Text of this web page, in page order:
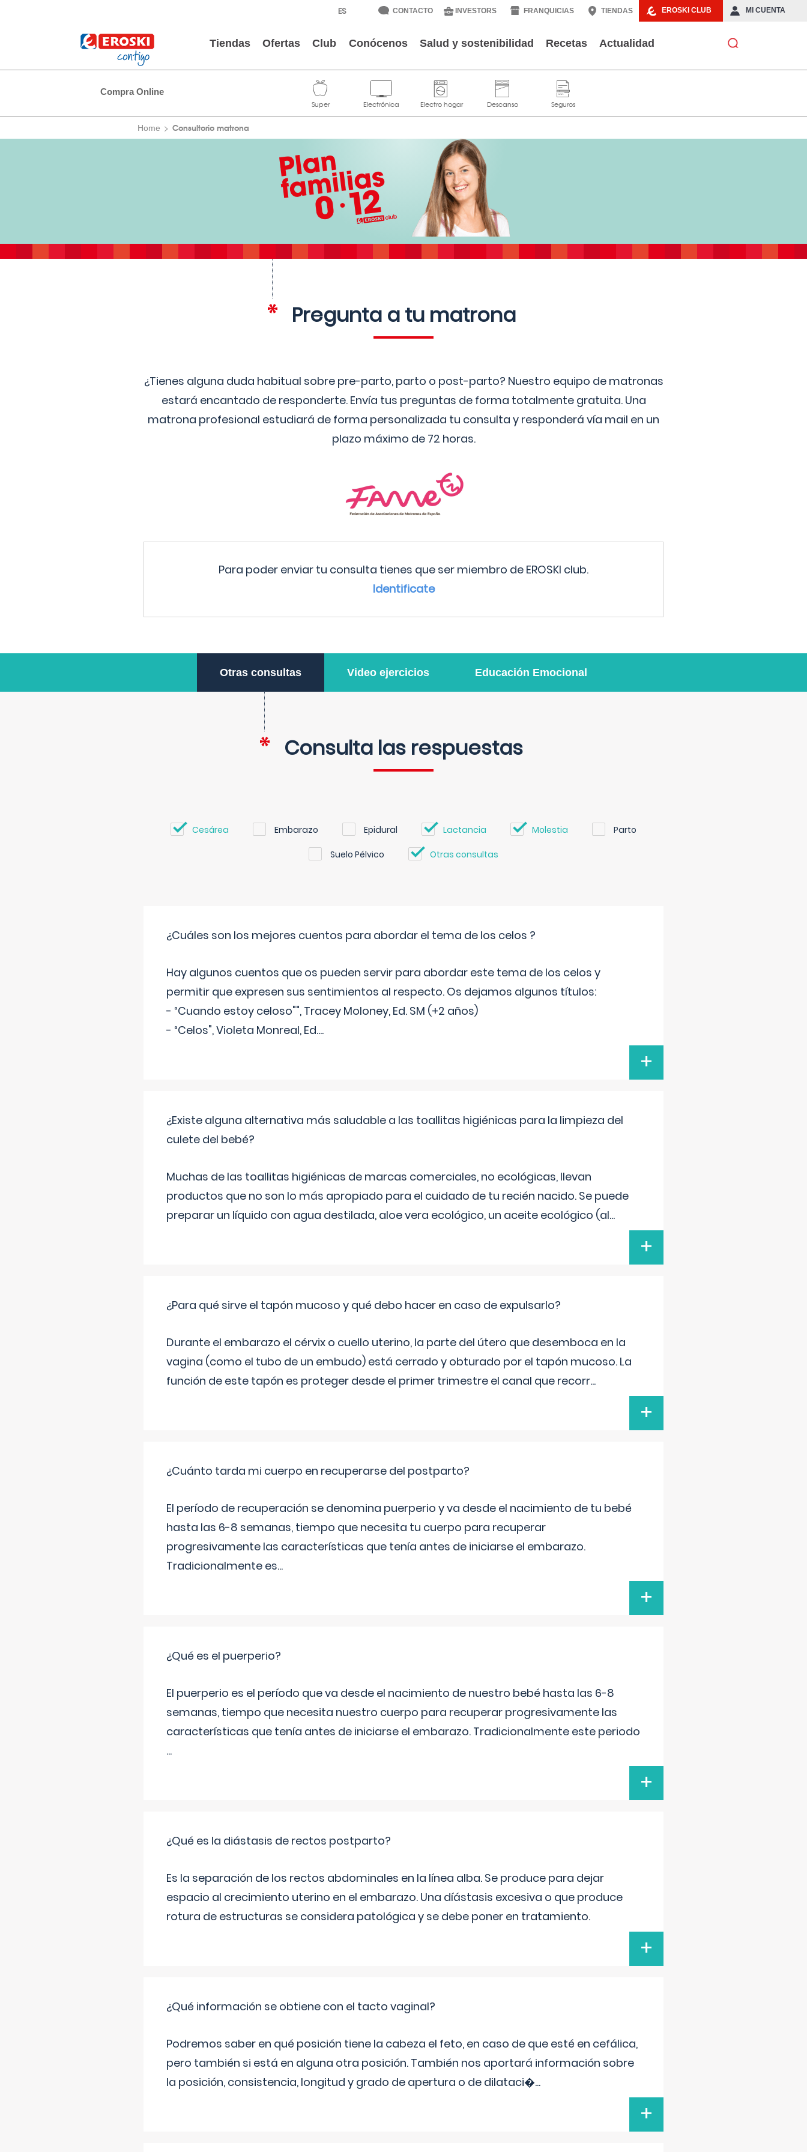
EROSKI CLUB MI CUENTA
CONTACTO INVESTORS FRANQUICIAS TIENDAS
Tiendas Ofertas Club Conócenos Salud y sostenibilidad Recetas Actualidad
Compra Online
Home Consultorio matrona
Pregunta a tu matrona
¿Tienes alguna duda habitual sobre pre-parto, parto o post-parto? Nuestro equipo de matronas
estará encantado de responderte. Envía tus preguntas de forma totalmente gratuita. Una
matrona profesional estudiará de forma personalizada tu consulta y responderá vía mail en un
plazo máximo de 72 horas.
Para poder enviar tu consulta tienes que ser miembro de EROSKI club.
Identificate
Otras consultas Video ejercicios Educación Emocional
Consulta las respuestas
Cesárea Embarazo Epidural Lactancia Molestia Parto
Suelo Pélvico Otras consultas
¿Cuáles son los mejores cuentos para abordar el tema de los celos ?
Hay algunos cuentos que os pueden servir para abordar este tema de los celos y
permitir que expresen sus sentimientos al respecto. Os dejamos algunos títulos:
- “Cuando estoy celoso"", Tracey Moloney, Ed. SM (+2 años)
- “Celos", Violeta Monreal, Ed....
+
¿Existe alguna alternativa más saludable a las toallitas higiénicas para la limpieza del
culete del bebé?
Muchas de las toallitas higiénicas de marcas comerciales, no ecológicas, llevan
productos que no son lo más apropiado para el cuidado de tu recién nacido. Se puede
preparar un líquido con agua destilada, aloe vera ecológico, un aceite ecológico (al...
+
¿Para qué sirve el tapón mucoso y qué debo hacer en caso de expulsarlo?
Durante el embarazo el cérvix o cuello uterino, la parte del útero que desemboca en la
vagina (como el tubo de un embudo) está cerrado y obturado por el tapón mucoso. La
función de este tapón es proteger desde el primer trimestre el canal que recorr...
+
¿Cuánto tarda mi cuerpo en recuperarse del postparto?
El período de recuperación se denomina puerperio y va desde el nacimiento de tu bebé
hasta las 6-8 semanas, tiempo que necesita tu cuerpo para recuperar
progresivamente las características que tenía antes de iniciarse el embarazo.
Tradicionalmente es...
+
¿Qué es el puerperio?
El puerperio es el período que va desde el nacimiento de nuestro bebé hasta las 6-8
semanas, tiempo que necesita nuestro cuerpo para recuperar progresivamente las
características que tenía antes de iniciarse el embarazo. Tradicionalmente este periodo
...
+
¿Qué es la diástasis de rectos postparto?
Es la separación de los rectos abdominales en la línea alba. Se produce para dejar
espacio al crecimiento uterino en el embarazo. Una díástasis excesiva o que produce
rotura de estructuras se considera patológica y se debe poner en tratamiento.
+
¿Qué información se obtiene con el tacto vaginal?
Podremos saber en qué posición tiene la cabeza el feto, en caso de que esté en cefálica,
pero también si está en alguna otra posición. También nos aportará información sobre
la posición, consistencia, longitud y grado de apertura o de dilataci�...
+